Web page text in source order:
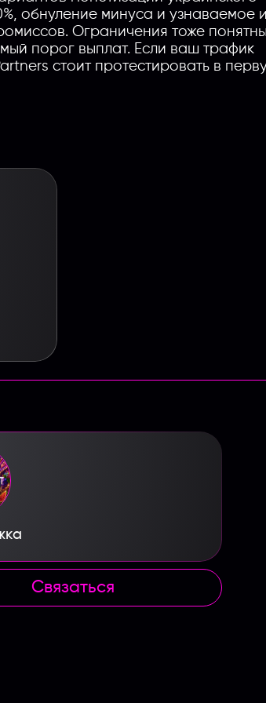
партнерки, сервиса,команды и т.п.
обнуление минуса и узнаваемое
Ограничения тоже
порог выплат. Если ваш трафик
стоит протестировать в
Связаться